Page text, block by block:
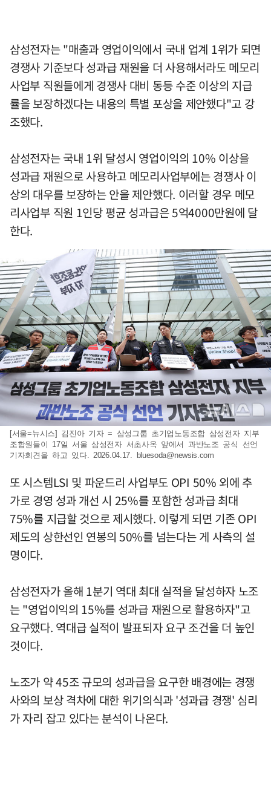
삼성전자는 "매출과 영업이익에서 국내 업계 1위가 되면
경쟁사 기준보다 성과급 재원을 더 사용해서라도 메모리
사업부 직원들에게 경쟁사 대비 동등 수준 이상의 지급
률을 보장하겠다는 내용의 특별 포상을 제안했다"고 강
조했다.
삼성전자는 국내 1위 달성시 영업이익의 10% 이상을
성과급 재원으로 사용하고 메모리사업부에는 경쟁사 이
상의 대우를 보장하는 안을 제안했다. 이러할 경우 메모
리사업부 직원 1인당 평균 성과급은 5억4000만원에 달
한다.
[서울=뉴시스] 김진아 기자 = 삼성그룹 초기업노동조합 삼성전자 지부
조합원들이 17일 서울 삼성전자 서초사옥 앞에서 과반노조 공식 선언
기자회견을 하고 있다. 2026.04.17.
bluesoda@newsis.com
또 시스템LSI 및 파운드리 사업부도 OPI 50% 외에 추
가로 경영 성과 개선 시 25%를 포함한 성과급 최대
75%를 지급할 것으로 제시했다. 이렇게 되면 기존 OPI
제도의 상한선인 연봉의 50%를 넘는다는 게 사측의 설
명이다.
삼성전자가 올해 1분기 역대 최대 실적을 달성하자 노조
는 "영업이익의 15%를 성과급 재원으로 활용하자"고
요구했다. 역대급 실적이 발표되자 요구 조건을 더 높인
것이다.
노조가 약 45조 규모의 성과급을 요구한 배경에는 경쟁
사와의 보상 격차에 대한 위기의식과 '성과급 경쟁' 심리
가 자리 잡고 있다는 분석이 나온다.